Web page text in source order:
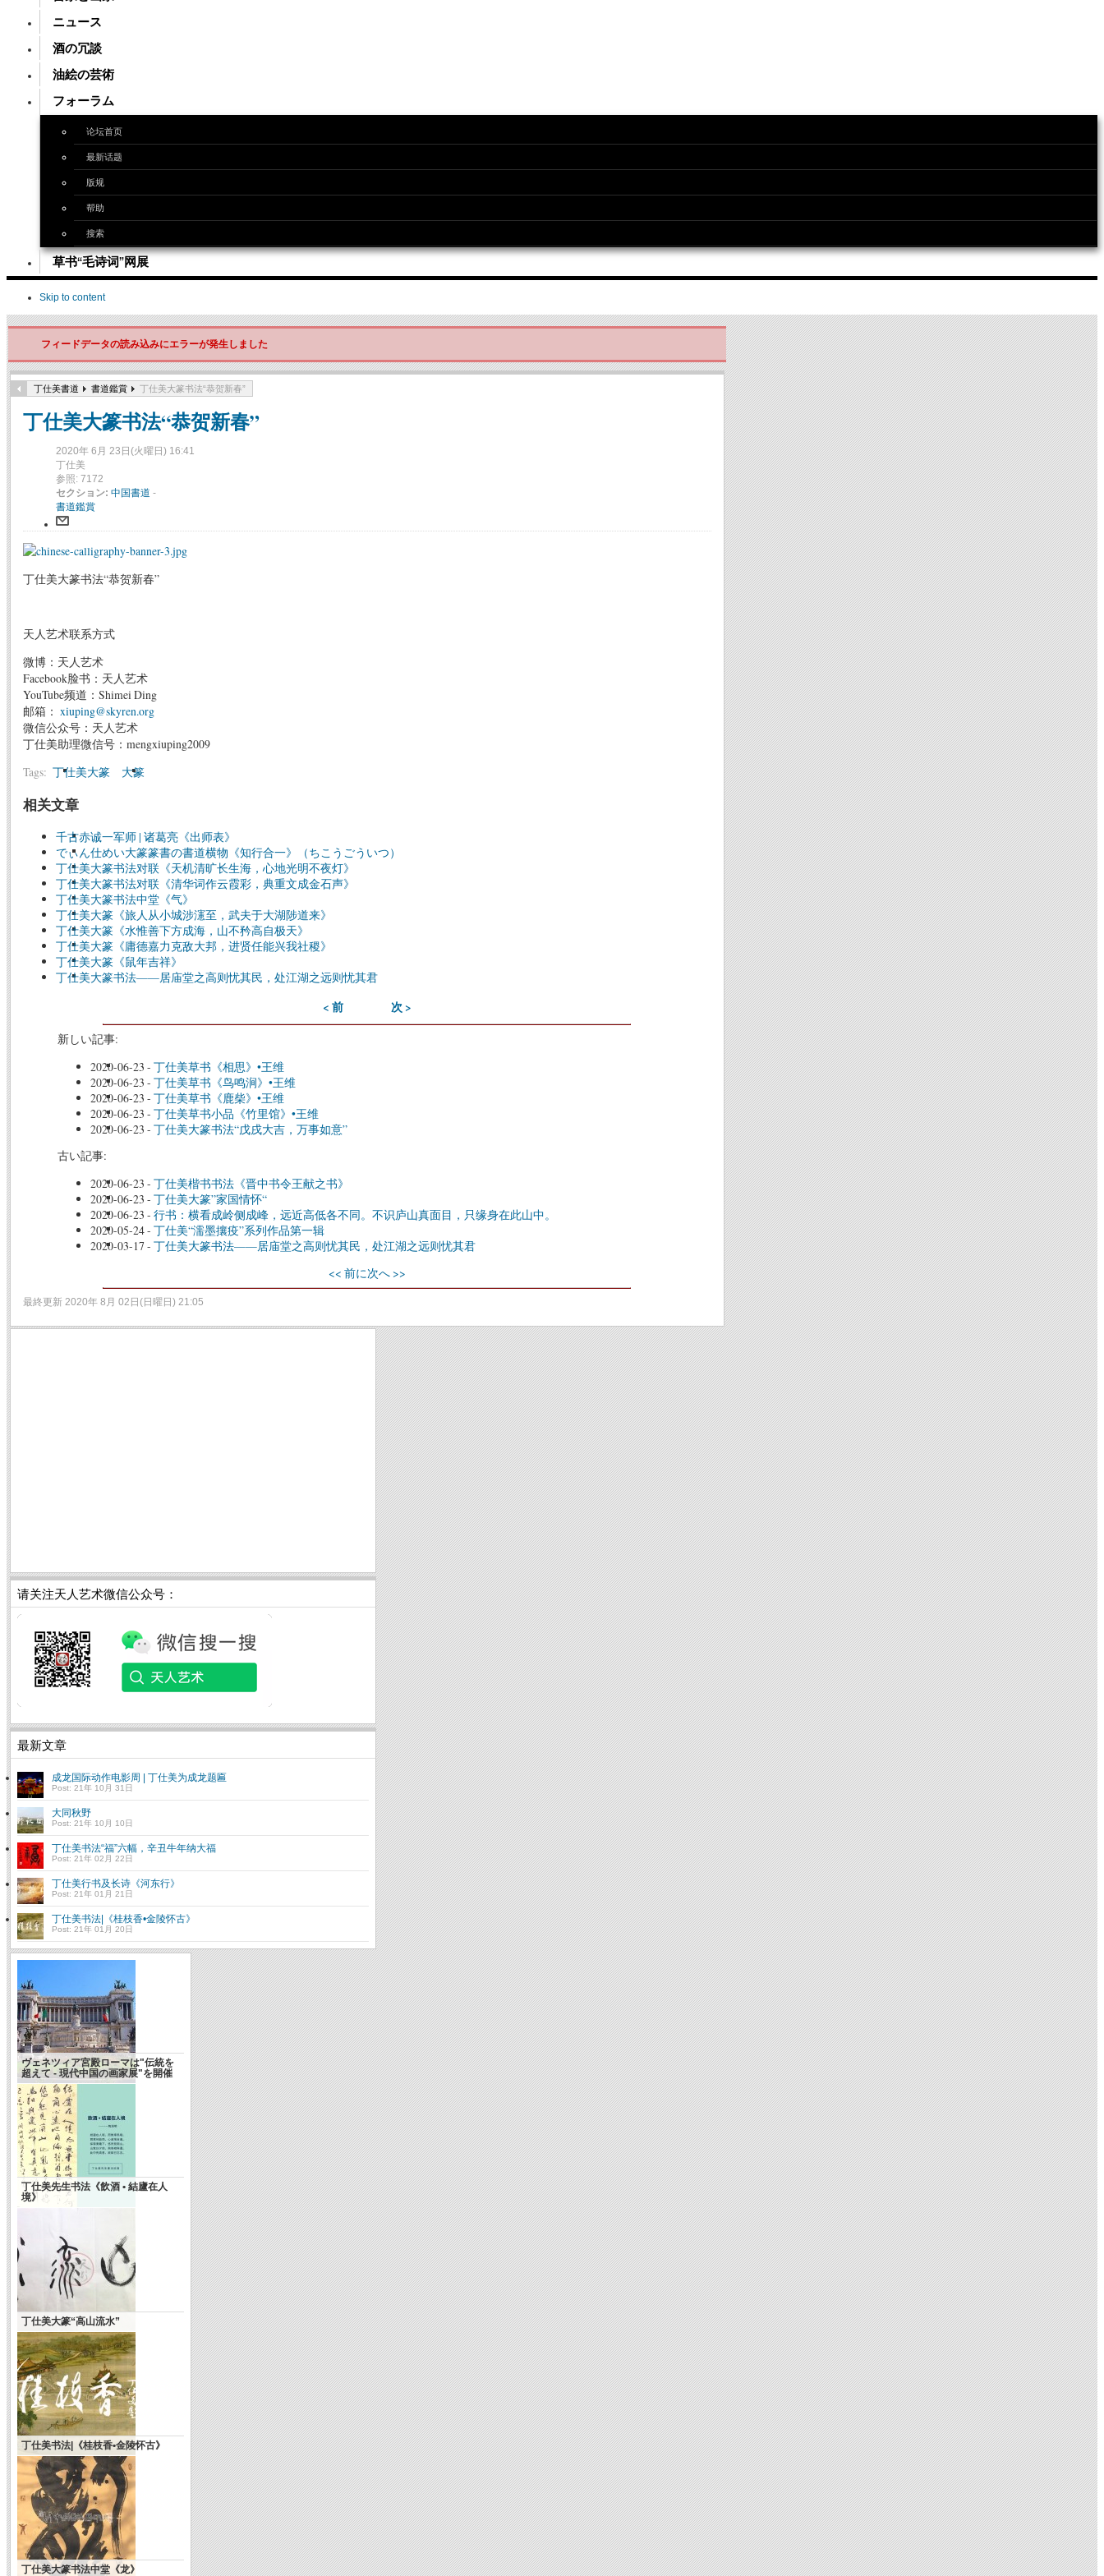
ニュース
酒の冗談
油絵の芸術
フォーラム
论坛首页
最新话题
版规
帮助
搜索
草书“毛诗词”网展
Skip to content
フィードデータの読み込みにエラーが発生しました
丁仕美書道 書道鑑賞 丁仕美大篆书法“恭贺新春”
丁仕美大篆书法“恭贺新春”
2020年 6月 23日(火曜日) 16:41
丁仕美
参照: 7172
セクション: 中国書道 -
書道鑑賞
丁仕美大篆书法“恭贺新春”
天人艺术联系方式
微博：天人艺术
Facebook脸书：天人艺术
YouTube频道：Shimei Ding
邮箱： xiuping@skyren.org
微信公众号：天人艺术
丁仕美助理微信号：mengxiuping2009
Tags: 丁仕美大篆 大篆
相关文章
千古赤诚一军师 | 诸葛亮《出师表》
でぃん仕めい大篆篆書の書道横物《知行合一》（ちこうごういつ）
丁仕美大篆书法对联《天机清旷长生海，心地光明不夜灯》
丁仕美大篆书法对联《清华词作云霞彩，典重文成金石声》
丁仕美大篆书法中堂《气》
丁仕美大篆《旅人从小城涉瀗至，武夫于大湖陟道来》
丁仕美大篆《水惟善下方成海，山不矜高自极天》
丁仕美大篆《庸德嘉力克敌大邦，进贤任能兴我社稷》
丁仕美大篆《鼠年吉祥》
丁仕美大篆书法——居庙堂之高则忧其民，处江湖之远则忧其君
< 前 次 >
新しい記事:
2020-06-23 - 丁仕美草书《相思》•王维
2020-06-23 - 丁仕美草书《鸟鸣涧》•王维
2020-06-23 - 丁仕美草书《鹿柴》•王维
2020-06-23 - 丁仕美草书小品《竹里馆》•王维
2020-06-23 - 丁仕美大篆书法“戊戌大吉，万事如意”
古い記事:
2020-06-23 - 丁仕美楷书书法《晋中书令王献之书》
2020-06-23 - 丁仕美大篆”家国情怀“
2020-06-23 - 行书：横看成岭侧成峰，远近高低各不同。不识庐山真面目，只缘身在此山中。
2020-05-24- 丁仕美“濡墨攘疫”系列作品第一辑
2020-03-17 - 丁仕美大篆书法——居庙堂之高则忧其民，处江湖之远则忧其君
<< 前に次へ >>
最終更新 2020年 8月 02日(日曜日) 21:05
请关注天人艺术微信公众号：
最新文章
成龙国际动作电影周 | 丁仕美为成龙题匾
Post: 21年 10月 31日
大同秋野
Post: 21年 10月 10日
丁仕美书法“福”六幅，辛丑牛年纳大福
Post: 21年 02月 22日
丁仕美行书及长诗《河东行》
Post: 21年 01月 21日
丁仕美书法|《桂枝香•金陵怀古》
Post: 21年 01月 20日
ヴェネツィア宮殿ローマは"伝統を
超えて - 現代中国の画家展"を開催
丁仕美先生书法《飲酒 • 結廬在人
境》
丁仕美大篆“高山流水”
丁仕美书法|《桂枝香•金陵怀古》
丁仕美大篆书法中堂《龙》